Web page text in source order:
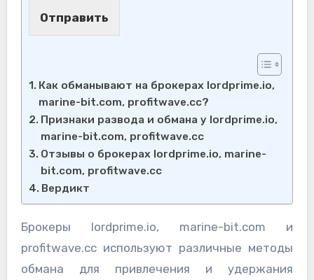
Отправить
Как обманывают на брокерах lordprime.io,
marine-bit.com, profitwave.cc?
Признаки развода и обмана у lordprime.io,
marine-bit.com, profitwave.cc
Отзывы о брокерах lordprime.io, marine-
bit.com, profitwave.cc
Вердикт
Брокеры lordprime.io, marine-bit.com и
profitwave.cc используют различные методы
обмана для привлечения и удержания